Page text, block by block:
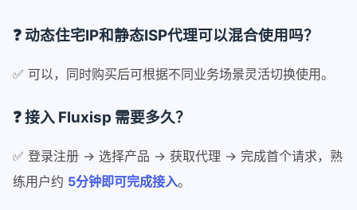
❓ 动态住宅IP和静态ISP代理可以混合使用吗？
✅ 可以，同时购买后可根据不同业务场景灵活切换使用。
❓ 接入 Fluxisp 需要多久？
✅ 登录注册 → 选择产品 → 获取代理 → 完成首个请求，熟
练用户约 5分钟即可完成接入。